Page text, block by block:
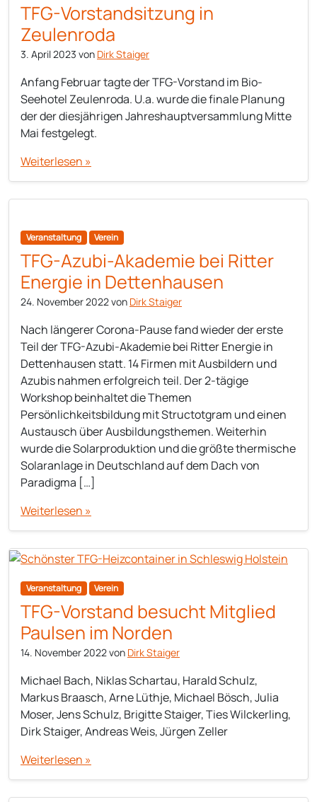
TFG-Vorstandsitzung in
Zeulenroda
3. April 2023 von Dirk Staiger
Anfang Februar tagte der TFG-Vorstand im Bio-
Seehotel Zeulenroda. U.a. wurde die finale Planung
der der diesjährigen Jahreshauptversammlung Mitte
Mai festgelegt.
Weiterlesen »
Veranstaltung Verein
TFG-Azubi-Akademie bei Ritter
Energie in Dettenhausen
24. November 2022von Dirk Staiger
Nach längerer Corona-Pause fand wieder der erste
Teil der TFG-Azubi-Akademie bei Ritter Energie in
Dettenhausen statt. 14 Firmen mit Ausbildern und
Azubis nahmen erfolgreich teil. Der 2-tägige
Workshop beinhaltet die Themen
Persönlichkeitsbildung mit Structotgram und einen
Austausch über Ausbildungsthemen. Weiterhin
wurde die Solarproduktion und die größte thermische
Solaranlage in Deutschland auf dem Dach von
Paradigma […]
Weiterlesen »
Veranstaltung Verein
TFG-Vorstand besucht Mitglied
Paulsen im Norden
14. November 2022von Dirk Staiger
Michael Bach, Niklas Schartau, Harald Schulz,
Markus Braasch, Arne Lüthje, Michael Bösch, Julia
Moser, Jens Schulz, Brigitte Staiger, Ties Wilckerling,
Dirk Staiger, Andreas Weis, Jürgen Zeller
Weiterlesen »